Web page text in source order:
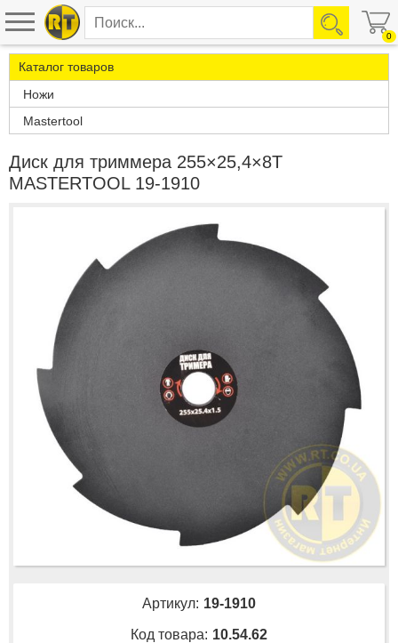
0
Каталог товаров
Ножи
Mastertool
Диск для триммера 255×25,4×8Т
MASTERTOOL 19-1910
Артикул: 19-1910
Код товара: 10.54.62